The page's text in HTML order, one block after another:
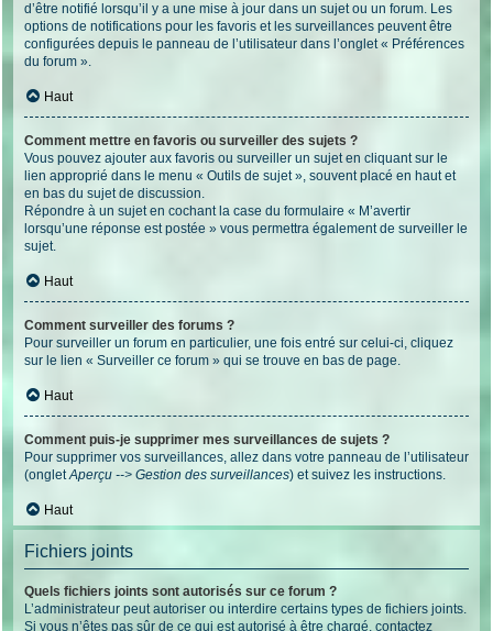
d’être notifié lorsqu’il y a une mise à jour dans un sujet ou un forum. Les
options de notifications pour les favoris et les surveillances peuvent être
configurées depuis le panneau de l’utilisateur dans l’onglet « Préférences
du forum ».
Haut
Comment mettre en favoris ou surveiller des sujets ?
Vous pouvez ajouter aux favoris ou surveiller un sujet en cliquant sur le
lien approprié dans le menu « Outils de sujet », souvent placé en haut et
en bas du sujet de discussion.
Répondre à un sujet en cochant la case du formulaire « M’avertir
lorsqu’une réponse est postée » vous permettra également de surveiller le
sujet.
Haut
Comment surveiller des forums ?
Pour surveiller un forum en particulier, une fois entré sur celui-ci, cliquez
sur le lien « Surveiller ce forum » qui se trouve en bas de page.
Haut
Comment puis-je supprimer mes surveillances de sujets ?
Pour supprimer vos surveillances, allez dans votre panneau de l’utilisateur
(ongletAperçu --> Gestion des surveillances) et suivez les instructions.
Haut
Fichiers joints
Quels fichiers joints sont autorisés sur ce forum ?
L’administrateur peut autoriser ou interdire certains types de fichiers joints.
Si vous n’êtes pas sûr de ce qui est autorisé à être chargé, contactez